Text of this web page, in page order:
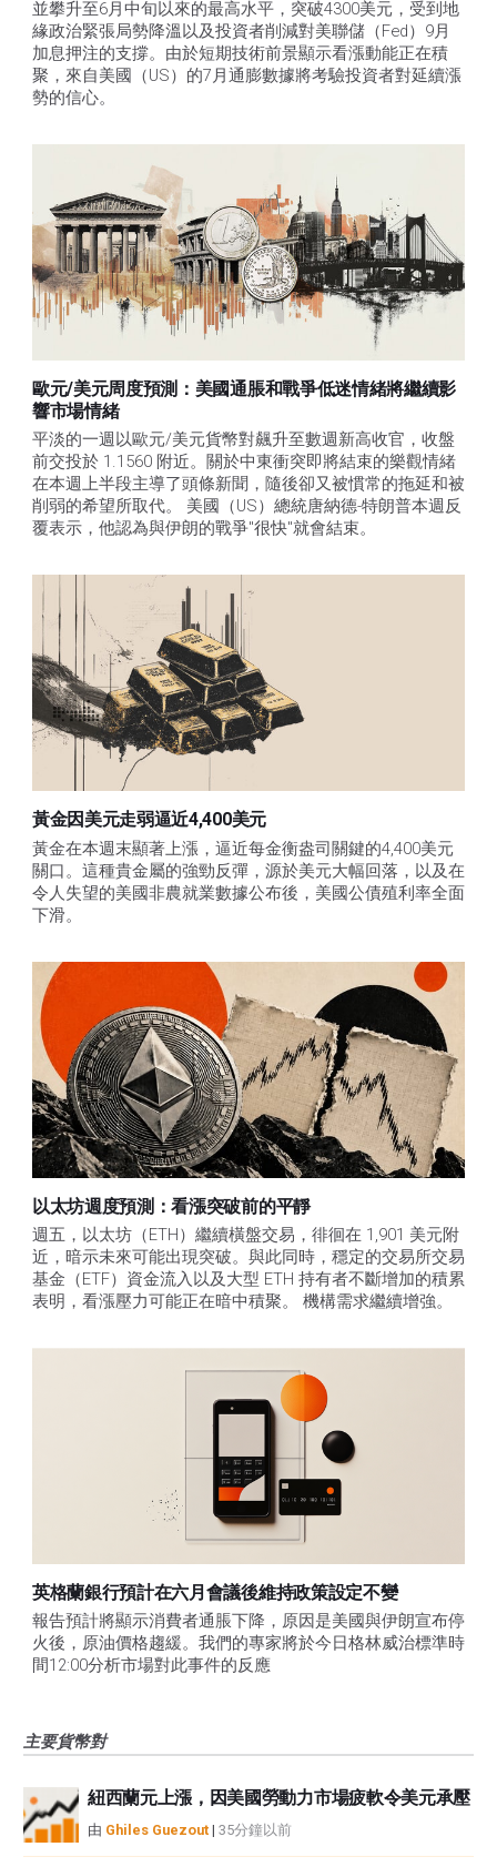
並攀升至6月中旬以來的最高水平，突破4300美元，受到地
緣政治緊張局勢降溫以及投資者削減對美聯儲（Fed）9月
加息押注的支撐。由於短期技術前景顯示看漲動能正在積
聚，來自美國（US）的7月通膨數據將考驗投資者對延續漲
勢的信心。
歐元/美元周度預測：美國通脹和戰爭低迷情緒將繼續影
響市場情緒
平淡的一週以歐元/美元貨幣對飆升至數週新高收官，收盤
前交投於 1.1560 附近。關於中東衝突即將結束的樂觀情緒
在本週上半段主導了頭條新聞，隨後卻又被慣常的拖延和被
削弱的希望所取代。 美國（US）總統唐納德-特朗普本週反
覆表示，他認為與伊朗的戰爭"很快"就會結束。
黃金因美元走弱逼近4,400美元
黃金在本週末顯著上漲，逼近每金衡盎司關鍵的4,400美元
關口。這種貴金屬的強勁反彈，源於美元大幅回落，以及在
令人失望的美國非農就業數據公布後，美國公債殖利率全面
下滑。
以太坊週度預測：看漲突破前的平靜
週五，以太坊（ETH）繼續橫盤交易，徘徊在 1,901 美元附
近，暗示未來可能出現突破。與此同時，穩定的交易所交易
基金（ETF）資金流入以及大型 ETH 持有者不斷增加的積累
表明，看漲壓力可能正在暗中積聚。 機構需求繼續增強。
英格蘭銀行預計在六月會議後維持政策設定不變
報告預計將顯示消費者通脹下降，原因是美國與伊朗宣布停
火後，原油價格趨緩。我們的專家將於今日格林威治標準時
間12:00分析市場對此事件的反應
主要貨幣對
紐西蘭元上漲，因美國勞動力市場疲軟令美元承壓
由 Ghiles Guezout | 35分鐘以前